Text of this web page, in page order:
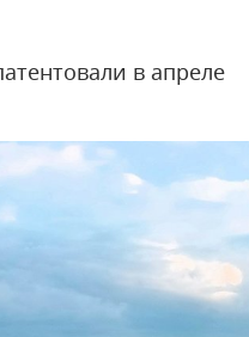
в апреле